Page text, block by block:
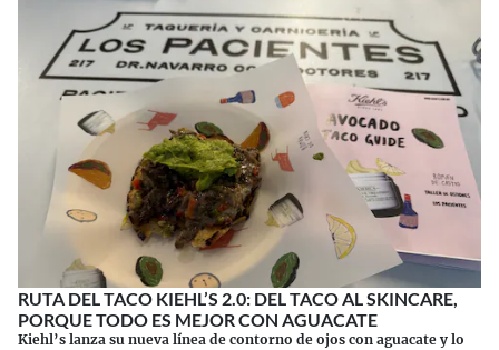
RUTA DEL TACO KIEHL’S 2.0: DEL TACO AL SKINCARE,
PORQUE TODO ES MEJOR CON AGUACATE
Kiehl’s lanza su nueva línea de contorno de ojos con aguacate y lo